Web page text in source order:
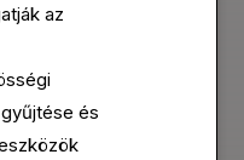
Dönthet úgy, hogy
a sütiket, de
kikapcsolása
élményét.
az
és